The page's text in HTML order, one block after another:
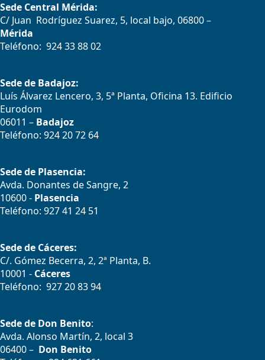
Sede Central Mérida:
C/ Juan Rodríguez Suarez, 5, local bajo, 06800 –
Mérida
Teléfono: 924 33 88 02
Sede de Badajoz:
Luís Álvarez Lencero, 3, 5ª Planta, Oficina 13. Edificio
Eurodom
06011 – Badajoz
Teléfono: 924 20 72 64
Sede de Plasencia:
Avda. Donantes de Sangre, 2
10600 - Plasencia
Teléfono: 927 41 24 51
Sede de Cáceres:
C/. Gómez Becerra, 2, 2ª Planta, B.
10001 - Cáceres
Teléfono: 927 20 83 94
Sede de Don Benito:
Avda. Alonso Martín, 2, local 3
06400 – Don Benito